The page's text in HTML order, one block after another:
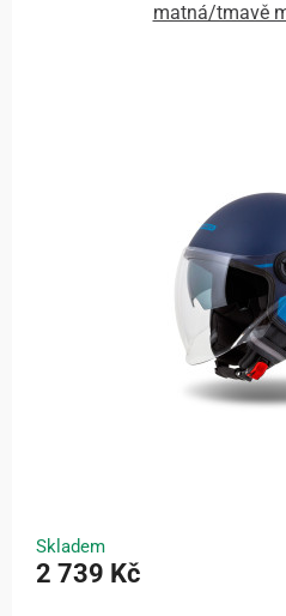
matná/tmavě
Skladem
2 739 Kč